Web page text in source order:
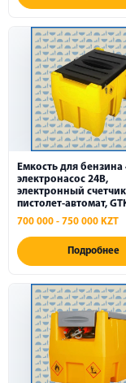
Счетчики
Стальные
Емкость для бензина
электронасос 24В,
электронный
пистолет-автомат,
700 000 - 750 000 KZT
Подробнее